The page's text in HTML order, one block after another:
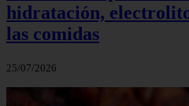
hidratación,
las comidas
25/07/2026